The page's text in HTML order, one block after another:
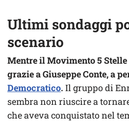
Ultimi sondaggi
scenario
Mentre il Movimento 5
grazie a Giuseppe Conte, a
Democratico. Il gruppo di
sembra non riuscire a
che aveva conquistato nel